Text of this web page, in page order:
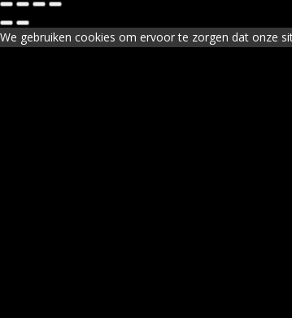
We gebruiken cookies om ervoor te zorgen dat onze